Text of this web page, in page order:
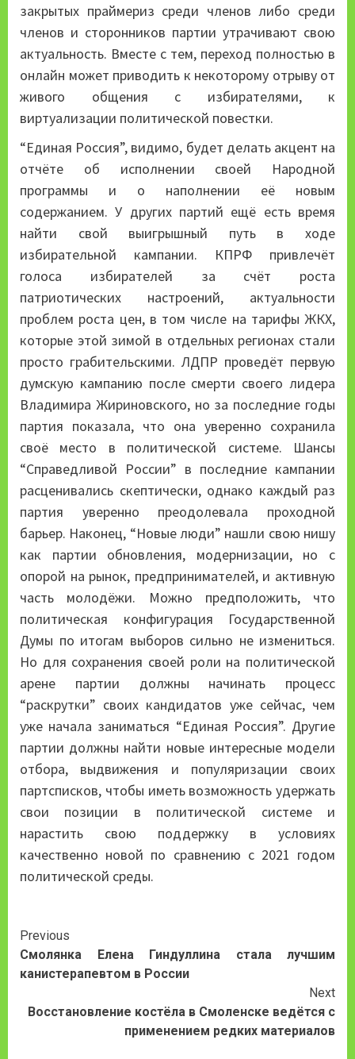
закрытых праймериз среди членов либо среди
членов и сторонников партии утрачивают свою
актуальность. Вместе с тем, переход полностью в
онлайн может приводить к некоторому отрыву от
живого общения с избирателями, к
виртуализации политической повестки.
“Единая Россия”, видимо, будет делать акцент на
отчёте об исполнении своей Народной
программы и о наполнении её новым
содержанием. У других партий ещё есть время
найти свой выигрышный путь в ходе
избирательной кампании. КПРФ привлечёт
голоса избирателей за счёт роста
патриотических настроений, актуальности
проблем роста цен, в том числе на тарифы ЖКХ,
которые этой зимой в отдельных регионах стали
просто грабительскими. ЛДПР проведёт первую
думскую кампанию после смерти своего лидера
Владимира Жириновского, но за последние годы
партия показала, что она уверенно сохранила
своё место в политической системе. Шансы
“Справедливой России” в последние кампании
расценивались скептически, однако каждый раз
партия уверенно преодолевала проходной
барьер. Наконец, “Новые люди” нашли свою нишу
как партии обновления, модернизации, но с
опорой на рынок, предпринимателей, и активную
часть молодёжи. Можно предположить, что
политическая конфигурация Государственной
Думы по итогам выборов сильно не измениться.
Но для сохранения своей роли на политической
арене партии должны начинать процесс
“раскрутки” своих кандидатов уже сейчас, чем
уже начала заниматься “Единая Россия”. Другие
партии должны найти новые интересные модели
отбора, выдвижения и популяризации своих
партсписков, чтобы иметь возможность удержать
свои позиции в политической системе и
нарастить свою поддержку в условиях
качественно новой по сравнению с 2021 годом
политической среды.
Continue
Reading
Previous
Смолянка Елена Гиндуллина стала лучшим
канистерапевтом в России
Next
Восстановление костёла в Смоленске ведётся с
применением редких материалов